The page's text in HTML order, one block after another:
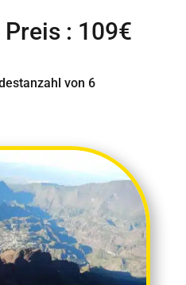
: 109€
von 6